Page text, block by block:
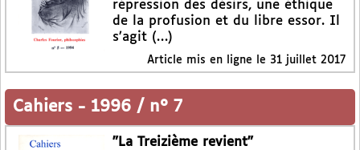
répression des désirs, une éthique
de la profusion et du libre essor. Il
s’agit (…)
Article mis en ligne le 31 juillet 2017
Cahiers - 1996 / n° 7
"La Treizième revient"